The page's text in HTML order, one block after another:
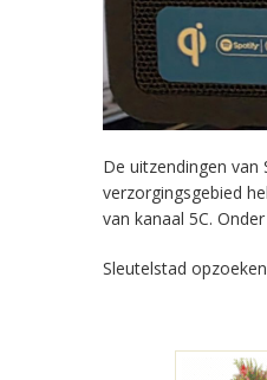
De uitzendingen van
verzorgingsgebied
van kanaal 5C.
Sleutelstad